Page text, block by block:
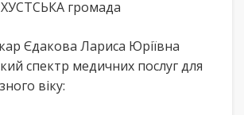
громада
Єдакова Лариса Юріївна
спектр медичних послуг для
віку: